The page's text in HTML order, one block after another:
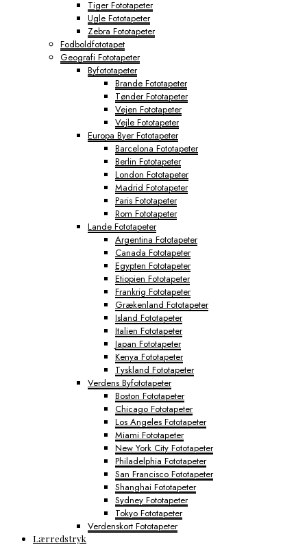
Tiger Fototapeter
Ugle Fototapeter
Zebra Fototapeter
Fodboldfototapet
Geografi Fototapeter
Byfototapeter
Brande Fototapeter
Tønder Fototapeter
Vejen Fototapeter
Vejle Fototapeter
Europa Byer Fototapeter
Barcelona Fototapeter
Berlin Fototapeter
London Fototapeter
Madrid Fototapeter
Paris Fototapeter
Rom Fototapeter
Lande Fototapeter
Argentina Fototapeter
Canada Fototapeter
Egypten Fototapeter
Etiopien Fototapeter
Frankrig Fototapeter
Grækenland Fototapeter
Island Fototapeter
Italien Fototapeter
Japan Fototapeter
Kenya Fototapeter
Tyskland Fototapeter
Verdens Byfototapeter
Boston Fototapeter
Chicago Fototapeter
Los Angeles Fototapeter
Miami Fototapeter
New York City Fototapeter
Philadelphia Fototapeter
San Francisco Fototapeter
Shanghai Fototapeter
Sydney Fototapeter
Tokyo Fototapeter
Verdenskort Fototapeter
Lærredstryk